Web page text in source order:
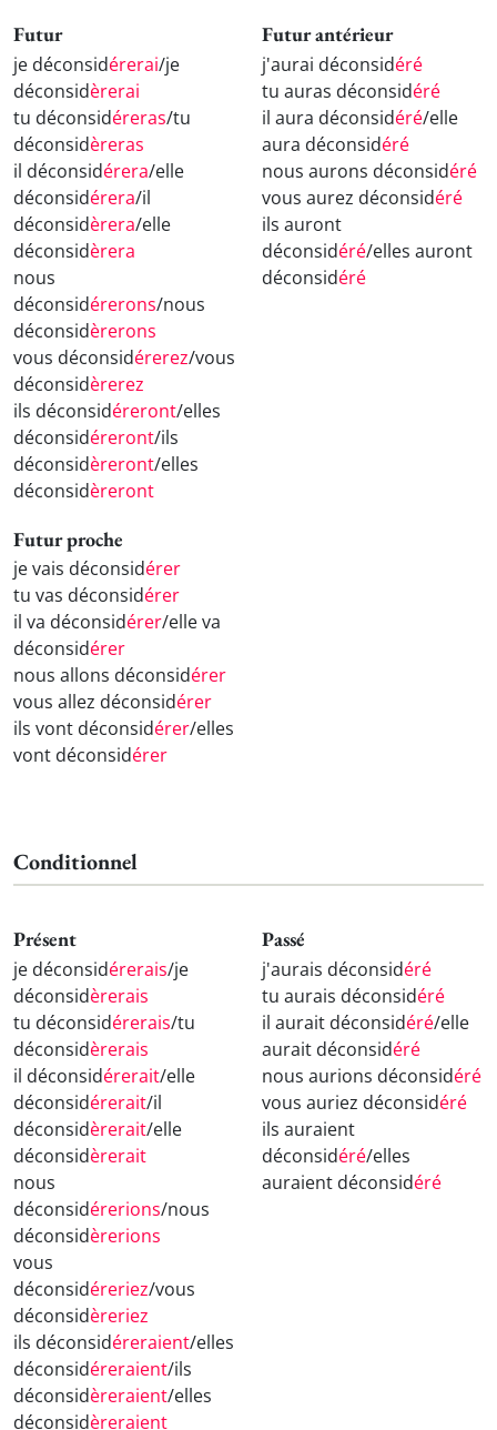
Futur
je déconsidérerai/je
déconsidèrerai
tu déconsidéreras/tu
déconsidèreras
il déconsidérera/elle
déconsidérera/il
déconsidèrera/elle
déconsidèrera
nous
déconsidérerons/nous
déconsidèrerons
vous déconsidérerez/vous
déconsidèrerez
ils déconsidéreront/elles
déconsidéreront/ils
déconsidèreront/elles
déconsidèreront
Futur antérieur
j'aurai déconsidéré
tu auras déconsidéré
il aura déconsidéré/elle
aura déconsidéré
nous aurons déconsidéré
vous aurez déconsidéré
ils auront
déconsidéré/elles auront
déconsidéré
Futur proche
je vais déconsidérer
tu vas déconsidérer
il va déconsidérer/elle va
déconsidérer
nous allons déconsidérer
vous allez déconsidérer
ils vont déconsidérer/elles
vont déconsidérer
Conditionnel
Présent
je déconsidérerais/je
déconsidèrerais
tu déconsidérerais/tu
déconsidèrerais
il déconsidérerait/elle
déconsidérerait/il
déconsidèrerait/elle
déconsidèrerait
nous
déconsidérerions/nous
déconsidèrerions
vous
déconsidéreriez/vous
déconsidèreriez
ils déconsidéreraient/elles
déconsidéreraient/ils
déconsidèreraient/elles
déconsidèreraient
Passé
j'aurais déconsidéré
tu aurais déconsidéré
il aurait déconsidéré/elle
aurait déconsidéré
nous aurions déconsidéré
vous auriez déconsidéré
ils auraient
déconsidéré/elles
auraient déconsidéré